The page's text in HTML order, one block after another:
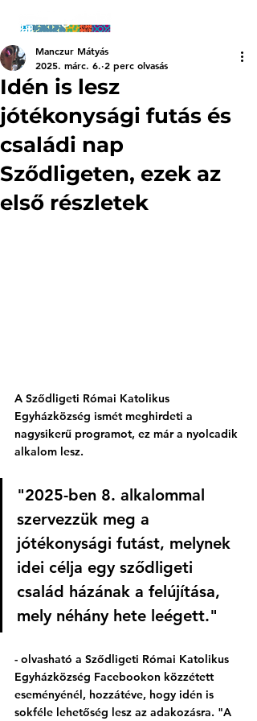
Idén is lesz
jótékonysági futás és
családi nap
Sződligeten, ezek az
első részletek
Manczur Mátyás
2025. márc. 6. 2 perc olvasás
A Sződligeti Római Katolikus
Egyházközség ismét meghirdeti a
nagysikerű programot, ez már a nyolcadik
alkalom lesz.
"2025-ben 8. alkalommal
szervezzük meg a
jótékonysági futást, melynek
idei célja egy sződligeti
család házának a felújítása,
mely néhány hete leégett."
- olvasható a Sződligeti Római Katolikus
Egyházközség Facebookon közzétett
eseményénél, hozzátéve, hogy idén is
sokféle lehetőség lesz az adakozásra. "A